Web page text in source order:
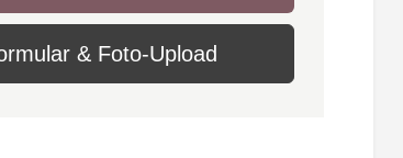
& Foto-Upload